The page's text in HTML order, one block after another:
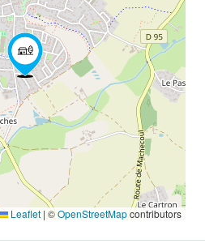
Leaflet | ©OpenStreetMapcontributors